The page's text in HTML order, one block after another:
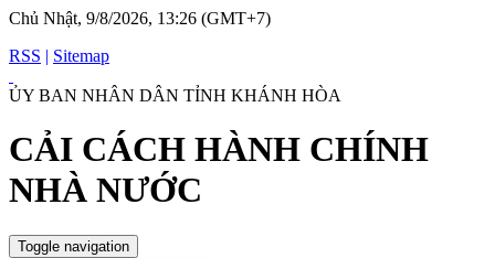
Chủ Nhật, 9/8/2026, 13:26 (GMT+7)
RSS | Sitemap
ỦY BAN NHÂN DÂN TỈNH KHÁNH HÒA
CẢI CÁCH HÀNH CHÍNH
NHÀ NƯỚC
Toggle navigation